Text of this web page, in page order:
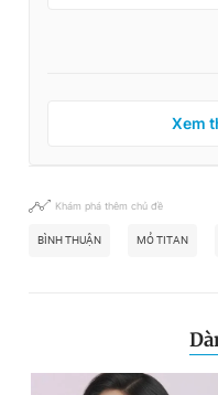
Xem
Khám phá thêm chủ đề
BÌNH THUẬN MỎ TITAN